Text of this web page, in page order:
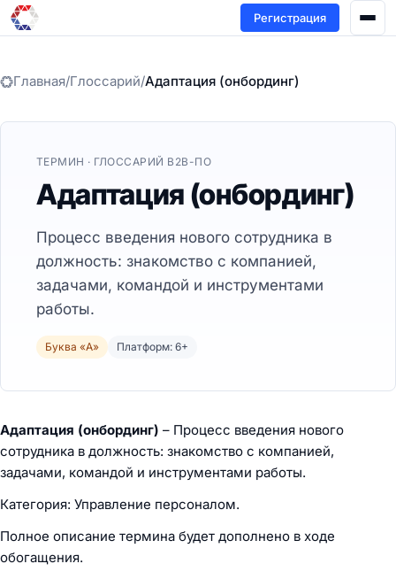
Регистрация
Главная/Глоссарий/Адаптация (онбординг)
ТЕРМИН · ГЛОССАРИЙ B2B-ПО
Адаптация (онбординг)
Процесс введения нового сотрудника в
должность: знакомство с компанией,
задачами, командой и инструментами
работы.
Буква «А» Платформ: 6+
Адаптация (онбординг) – Процесс введения нового
сотрудника в должность: знакомство с компанией,
задачами, командой и инструментами работы.
Категория: Управление персоналом.
Полное описание термина будет дополнено в ходе
обогащения.